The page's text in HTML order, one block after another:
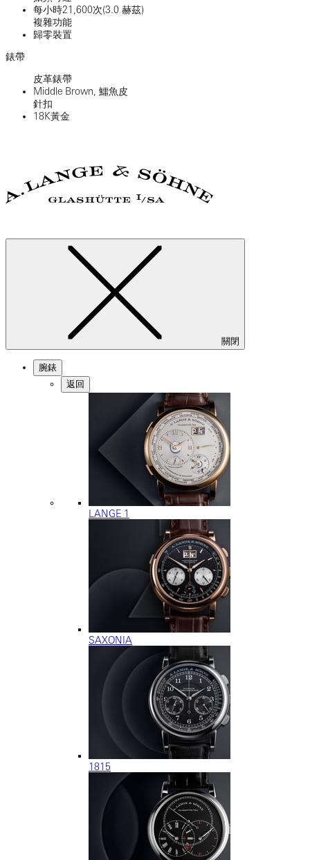
每小時21,600次(3.0 赫茲)
複雜功能
歸零裝置
錶帶
皮革錶帶
Middle Brown, 鱷魚皮
針扣
18K黃金
關閉
腕錶
返回
LANGE 1
SAXONIA
1815